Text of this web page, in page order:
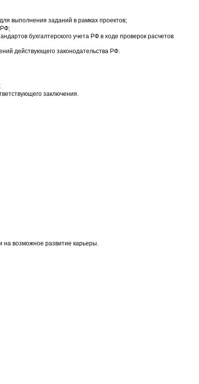
выполнения заданий в рамках проектов;
РФ;
бухгалтерского учета РФ в ходе проверок расчетов
действующего законодательства РФ.
заключения.
на возможное развитие карьеры.